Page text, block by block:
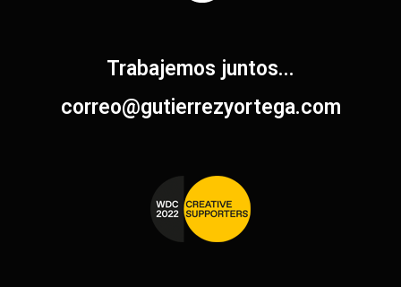
Trabajemos juntos...
correo@gutierrezyortega.com​